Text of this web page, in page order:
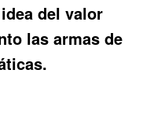
del valor
las armas de